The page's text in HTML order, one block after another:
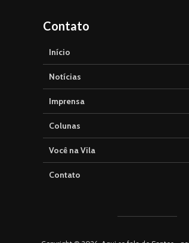
Contato
Início
Notícias
Imprensa
Colunas
Você na Vila
Contato